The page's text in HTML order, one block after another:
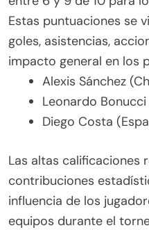
Estas puntuaciones se
goles, asistencias,
impacto general en los
Alexis Sánchez
Leonardo
Diego Costa
Las altas calificaciones
contribuciones
influencia de los
equipos durante el